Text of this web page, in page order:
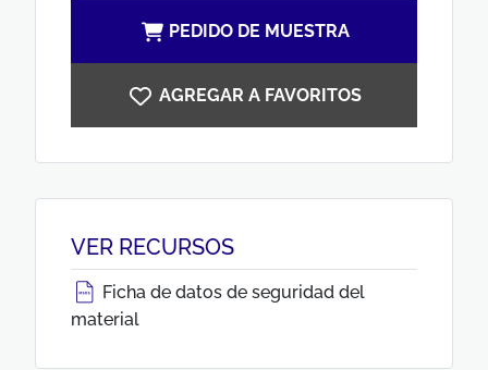
PEDIDO DE MUESTRA
AGREGAR A FAVORITOS
VER RECURSOS
Ficha de datos de seguridad del
material